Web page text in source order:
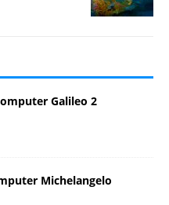
Galileo 2
Michelangelo